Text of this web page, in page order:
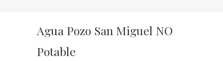
Agua Pozo San Miguel NO
Potable